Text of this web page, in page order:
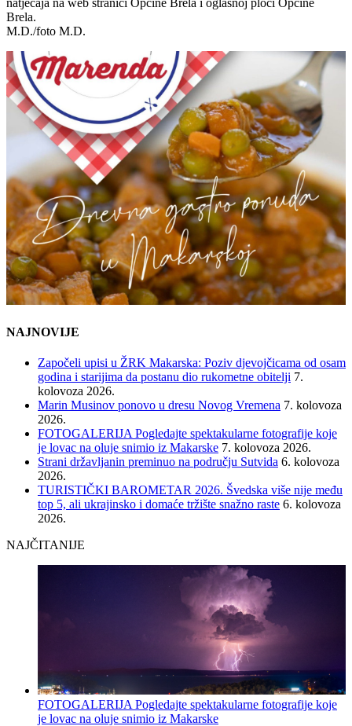
natječaja na web stranici Općine Brela i oglasnoj ploči Općine
Brela.
M.D./foto M.D.
NAJNOVIJE
Započeli upisi u ŽRK Makarska: Poziv djevojčicama od osam
godina i starijima da postanu dio rukometne obitelji 7.
kolovoza 2026.
Marin Musinov ponovo u dresu Novog Vremena 7. kolovoza
2026.
FOTOGALERIJA Pogledajte spektakularne fotografije koje
je lovac na oluje snimio iz Makarske 7. kolovoza 2026.
Strani državljanin preminuo na području Sutvida 6. kolovoza
2026.
TURISTIČKI BAROMETAR 2026. Švedska više nije među
top 5, ali ukrajinsko i domaće tržište snažno raste 6. kolovoza
2026.
NAJČITANIJE
FOTOGALERIJA Pogledajte spektakularne fotografije koje
je lovac na oluje snimio iz Makarske